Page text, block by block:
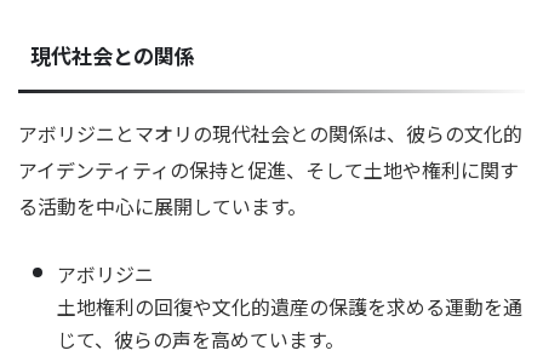
現代社会との関係
アボリジニとマオリの現代社会との関係は、彼らの文化的
アイデンティティの保持と促進、そして土地や権利に関す
る活動を中心に展開しています。
アボリジニ
土地権利の回復や文化的遺産の保護を求める運動を通
じて、彼らの声を高めています。